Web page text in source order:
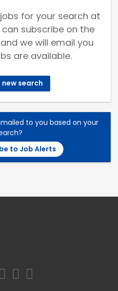
for your search at
subscribe on the
we will email you
are available.
search
to you based on your
to Job Alerts